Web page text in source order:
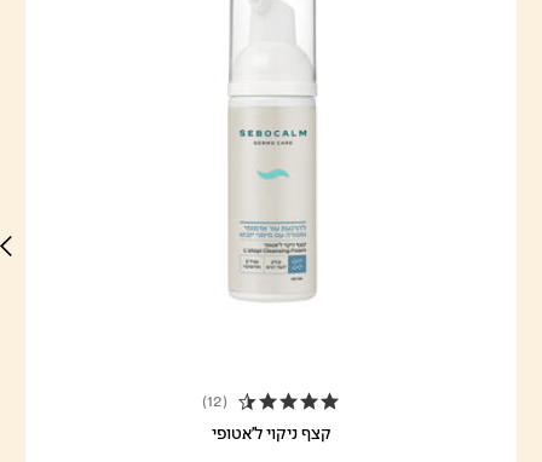
4.3 star rating
(12)
קצף ניקוי ל'אטופי